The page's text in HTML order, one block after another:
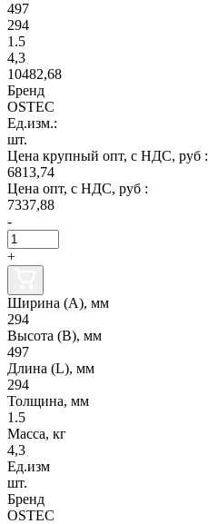
497
294
1.5
4,3
10482,68
Бренд
OSTEC
Ед.изм.:
шт.
Цена крупный опт, с НДС, руб :
6813,74
Цена опт, с НДС, руб :
7337,88
-
+
Ширина (А), мм
294
Высота (В), мм
497
Длина (L), мм
294
Толщина, мм
1.5
Масса, кг
4,3
Ед.изм
шт.
Бренд
OSTEC